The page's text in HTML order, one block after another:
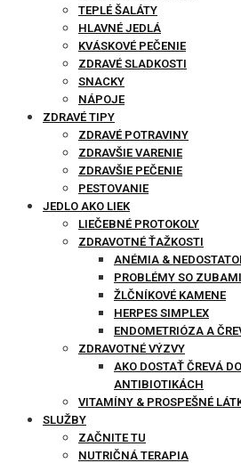
TEPLÉ ŠALÁTY
HLAVNÉ JEDLÁ
KVÁSKOVÉ PEČENIE
ZDRAVÉ SLADKOSTI
SNACKY
NÁPOJE
ZDRAVÉ TIPY
ZDRAVÉ POTRAVINY
ZDRAVŠIE VARENIE
ZDRAVŠIE PEČENIE
PESTOVANIE
JEDLO AKO LIEK
LIEČEBNÉ PROTOKOLY
ZDRAVOTNÉ ŤAŽKOSTI
ANÉMIA &
PROBLÉMY SO ZUBAMI
ŽLČNÍKOVÉ KAMENE
HERPES SIMPLEX
ENDOMETRIÓZA A
ZDRAVOTNÉ VÝZVY
AKO DOSTAŤ ČREVÁ
ANTIBIOTIKÁCH
VITAMÍNY & PROSPEŠNÉ
SLUŽBY
ZAČNITE TU
NUTRIČNÁ TERAPIA